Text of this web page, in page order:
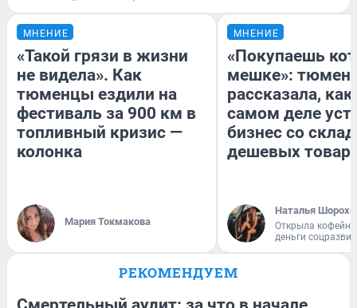
МНЕНИЕ
«Такой грязи в жизни
не видела». Как
тюменцы ездили на
фестиваль за 900 км в
топливный кризис —
колонка
Мария Токмакова
МНЕНИЕ
«Покупаешь
мешке»:
рассказала, как
самом деле
бизнес со
дешевых
Наталья
Открыла
деньги
РЕКОМЕНДУЕМ